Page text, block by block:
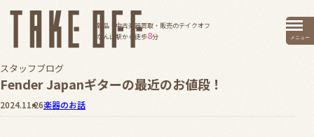
新品・中古楽器買取・販売のテイクオフ
なんば駅から徒歩8分 メニュー
スタッフブログ
Fender Japanギターの最近のお値段！
2024.11.26楽器のお話